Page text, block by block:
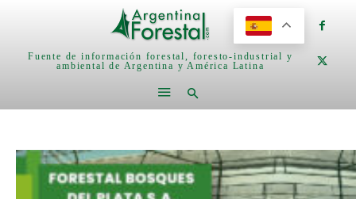
Fuente de información forestal, foresto-industrial y
ambiental de Argentina y América Latina